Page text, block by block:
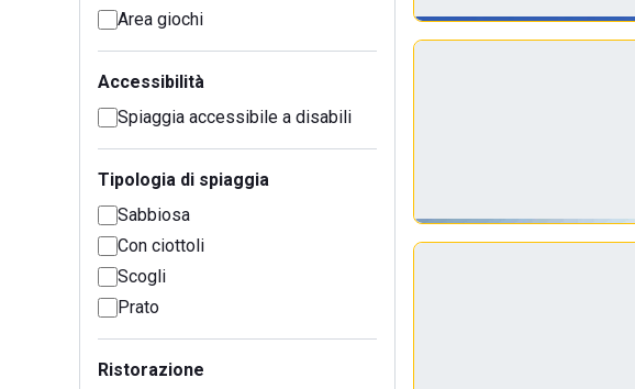
Area giochi
Accessibilità
Spiaggia accessibile a disabili
Tipologia di spiaggia
Sabbiosa
Con ciottoli
Scogli
Prato
Ristorazione